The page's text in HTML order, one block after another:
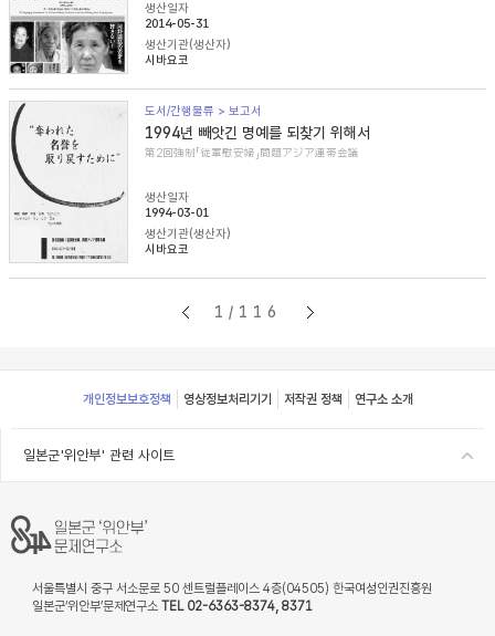
생산일자
2014-05-31
생산기관(생산자)
시바요코
도서/간행물류 > 보고서
1994년 빼앗긴 명예를 되찾기 위해서
第2回強制「従軍慰安婦」問題アジア連帯会議
생산일자
1994-03-01
생산기관(생산자)
시바요코
1/116
Footer
개인정보보호정책 영상정보처리기기 저작권 정책 연구소 소개
일본군'위안부' 관련 사이트
서울특별시 중구 서소문로 50 센트럴플레이스 4층(04505) 한국여성인권진흥원
일본군‘위안부’문제연구소 TEL 02-6363-8374, 8371